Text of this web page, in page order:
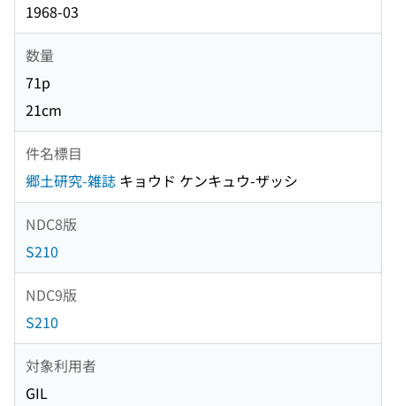
1968-03
数量
71p
21cm
件名標目
郷土研究-雑誌 キョウド ケンキュウ-ザッシ
NDC8版
S210
NDC9版
S210
対象利用者
GIL